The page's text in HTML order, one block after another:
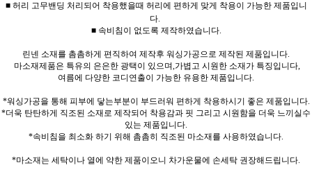
■ 허리 고무밴딩 처리되어 착용했을때 허리에 편하게 맞게 착용이 가능한 제품입니
다.
■ 속비침이 없도록 제작하였습니다.
린넨 소재를 촘촘하게 편직하여 제작후 워싱가공으로 제작된 제품입니다.
마소재제품은 특유의 은은한 광택이 있으며,가볍고 시원한 소재가 특징입니다,
여름에 다양한 코디연출이 가능한 유용한 제품입니다.
*워싱가공을 통해 피부에 닿는부분이 부드러워 편하게 착용하시기 좋은 제품입니다.
*더욱 탄탄하게 직조된 소재로 제작되어 착용감과 핏 그리고 시원함을 더욱 느끼실수
있는 제품입니다.
*속비침을 최소화 하기 위해 촘촘히 직조된 마소재를 사용하였습니다.
*마소재는 세탁이나 열에 약한 제품이오니 차가운물에 손세탁 권장해드립니다.